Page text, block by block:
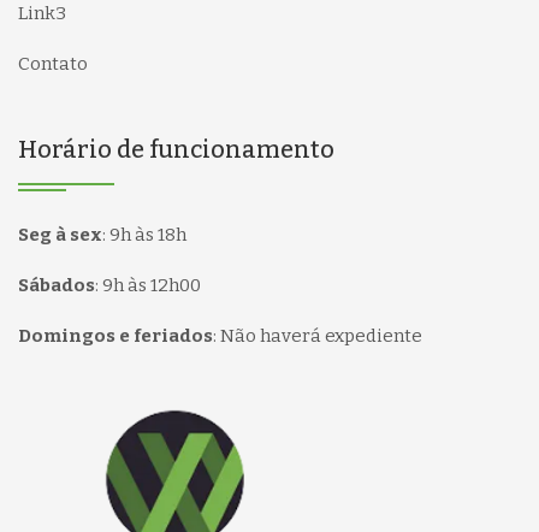
Link3
Contato
Horário de funcionamento
Seg à sex: 9h às 18h
Sábados: 9h às 12h00
Domingos e feriados: Não haverá expediente
Página inicial